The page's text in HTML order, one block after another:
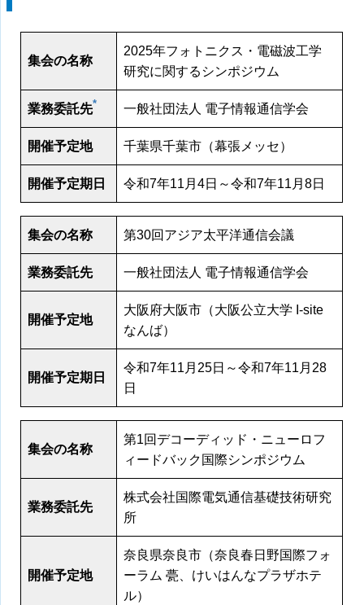
集会の名称
2025年フォトニクス・電磁波工学
研究に関するシンポジウム
業務委託先* 一般社団法人 電子情報通信学会
開催予定地 千葉県千葉市（幕張メッセ）
開催予定期日 令和7年11月4日～令和7年11月8日
集会の名称 第30回アジア太平洋通信会議
業務委託先 一般社団法人 電子情報通信学会
開催予定地
大阪府大阪市（大阪公立大学 I-site
なんば）
開催予定期日
令和7年11月25日～令和7年11月28
日
集会の名称
第1回デコーディッド・ニューロフ
ィードバック国際シンポジウム
業務委託先
株式会社国際電気通信基礎技術研究
所
開催予定地
奈良県奈良市（奈良春日野国際フォ
ーラム 甍、けいはんなプラザホテ
ル）